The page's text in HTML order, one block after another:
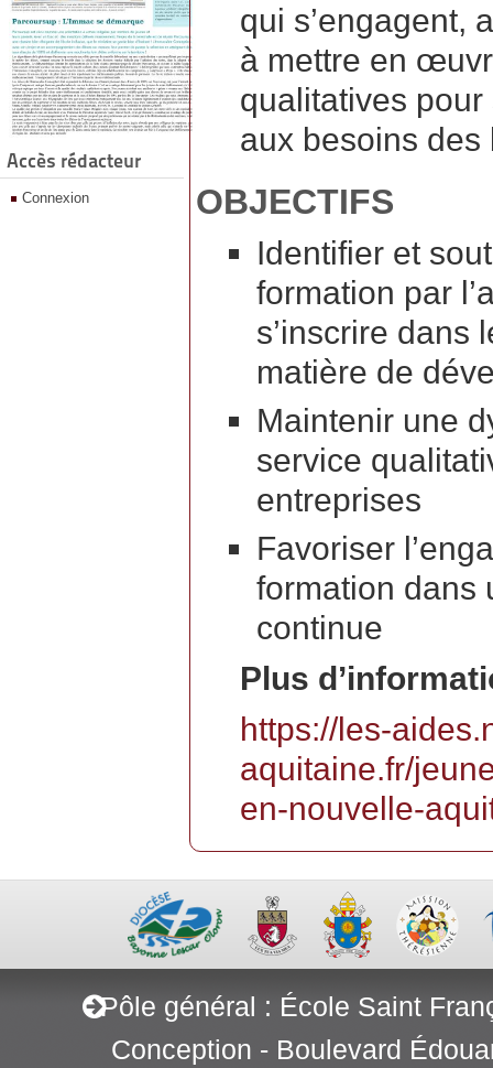
Accès rédacteur
Connexion
qui s’engagent,
à mettre en
qualitatives pour
aux besoins
OBJECTIFS
Identifier et
formation par
s’inscrire dans
matière de
Maintenir une
service
entreprises
Favoriser
formation dans
continue
Plus
https://les-
aquitaine.fr/
en-nouvelle-
Pôle général : École Saint
Conception - Boulevard